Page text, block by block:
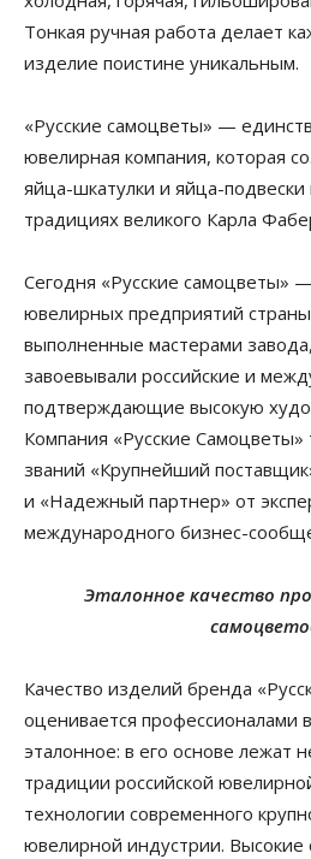
Тонкая ручная работа делает
изделие поистине уникальным.
«Русские самоцветы» —
ювелирная компания, которая
яйца-шкатулки и яйца-
традициях великого Карла
Сегодня «Русские самоцветы»
ювелирных предприятий
выполненные мастерами
завоевывали российские и
подтверждающие высокую
Компания «Русские Самоцветы»
званий «Крупнейший
и «Надежный партнер» от
международного бизнес-
Эталонное качество
Качество изделий бренда
оценивается профессионалами
эталонное: в его основе лежат
традиции российской
технологии современного
ювелирной индустрии. Высокие